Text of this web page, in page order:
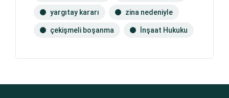
yargıtay kararı zina nedeniyle
çekişmeli boşanma İnşaat Hukuku